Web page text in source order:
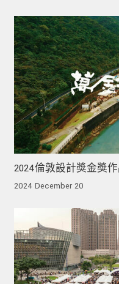
2024倫敦設計獎金獎
展、跨界合作等體現杜
2024 December 20